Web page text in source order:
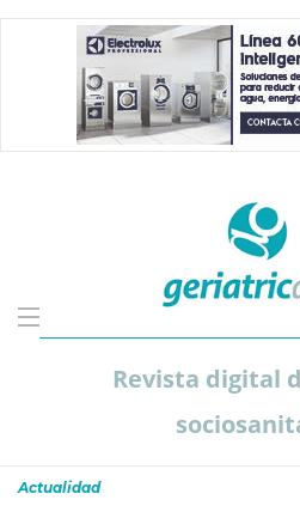
Revista digital
Actualidad